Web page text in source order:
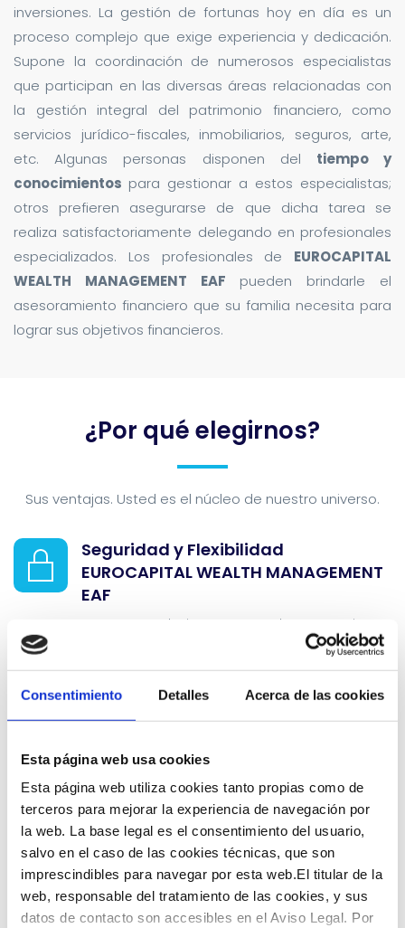
Consentimiento Detalles Acerca de las cookies
Esta página web usa cookies
Esta página web utiliza cookies tanto propias como de
terceros para mejorar la experiencia de navegación por
la web. La base legal es el consentimiento del usuario,
salvo en el caso de las cookies técnicas, que son
imprescindibles para navegar por esta web.El titular de la
web, responsable del tratamiento de las cookies, y sus
datos de contacto son accesibles en el Aviso Legal. Por
inversiones. La gestión de fortunas hoy en día es un
proceso complejo que exige experiencia y dedicación.
Supone la coordinación de numerosos especialistas
que participan en las diversas áreas relacionadas con
la gestión integral del patrimonio financiero, como
servicios jurídico-fiscales, inmobiliarios, seguros, arte,
etc. Algunas personas disponen del tiempo y
conocimientos para gestionar a estos especialistas;
otros prefieren asegurarse de que dicha tarea se
realiza satisfactoriamente delegando en profesionales
especializados. Los profesionales de EUROCAPITAL
WEALTH MANAGEMENT EAF
pueden brindarle el
asesoramiento financiero que su familia necesita para
lograr sus objetivos financieros.
¿Por qué elegirnos?
Sus ventajas. Usted es el núcleo de nuestro universo.
Seguridad y Flexibilidad
EUROCAPITAL WEALTH MANAGEMENT
EAF
Se centra exclusivamente en el Asesoramiento,
no en la gestión directa de sus inversiones.
0bjetividad, no tenemos conflictos
de intereses.
MANAGEMENT EAFprocede directamente de
nuestros clientes, no del mercado.
Mayor poder de Negociación /
Menores Costes
Conocemos el funcionamiento interno de los
bancos y mantenemos relación con varias
instituciones de distintas jurisdicciones.